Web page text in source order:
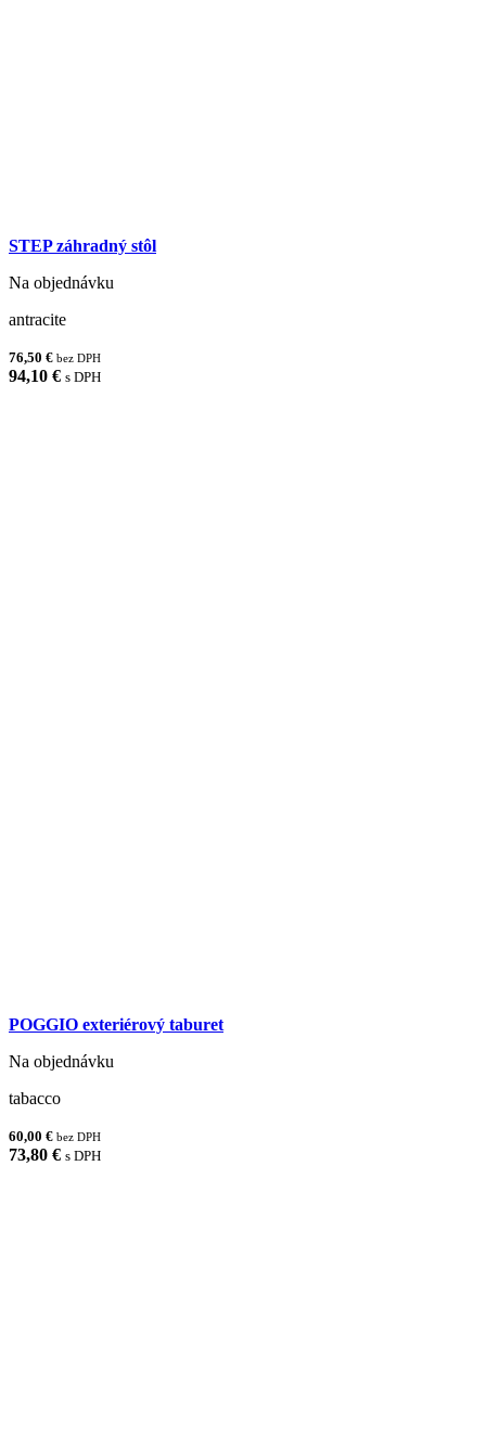
STEP záhradný stôl
Na objednávku
antracite
76,50 € bez DPH
94,10 € s DPH
POGGIO exteriérový taburet
Na objednávku
tabacco
60,00 € bez DPH
73,80 € s DPH